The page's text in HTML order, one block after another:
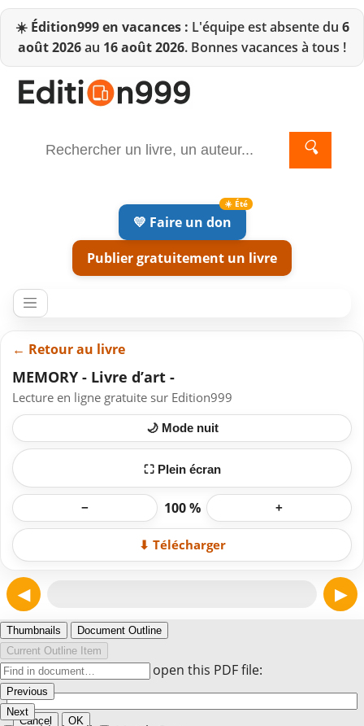
☀️ Édition999 en vacances : L'équipe est absente du 6
août 2026au 16 août 2026. Bonnes vacances à tous !
🔍
💛 Faire un don
Publier gratuitement un livre
← Retour au livre
MEMORY - Livre d’art -
Lecture en ligne gratuite sur Edition999
🌙 Mode nuit
⛶ Plein écran
− 100 % +
⬇ Télécharger
◀ ▶
Thumbnails
Document Outline
Current Outline Item
Previous
Next
Enter the password to open this PDF file:
Cancel OK